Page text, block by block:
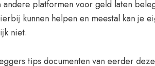
platformen voor geld laten
kunnen helpen en meestal kan je
niet.
tips documenten van eerder